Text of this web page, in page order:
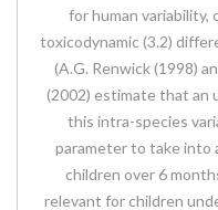
for human variability,
toxicodynamic (3.2)
(A.G. Renwick (1998)
(2002) estimate that an
this intra-species
parameter to take into
children over 6
relevant for children